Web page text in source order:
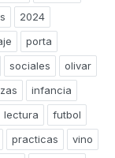
2024
porta
sociales
olivar
infancia
lectura
futbol
practicas
vino